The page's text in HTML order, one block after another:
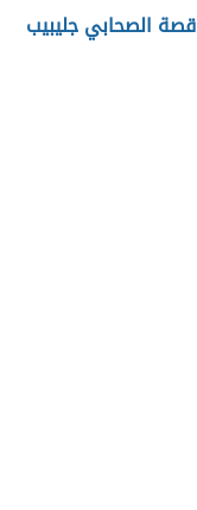
قصة الصحابي جليبيب